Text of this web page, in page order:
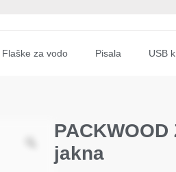
Flaške za vodo Pisala USB
jakna